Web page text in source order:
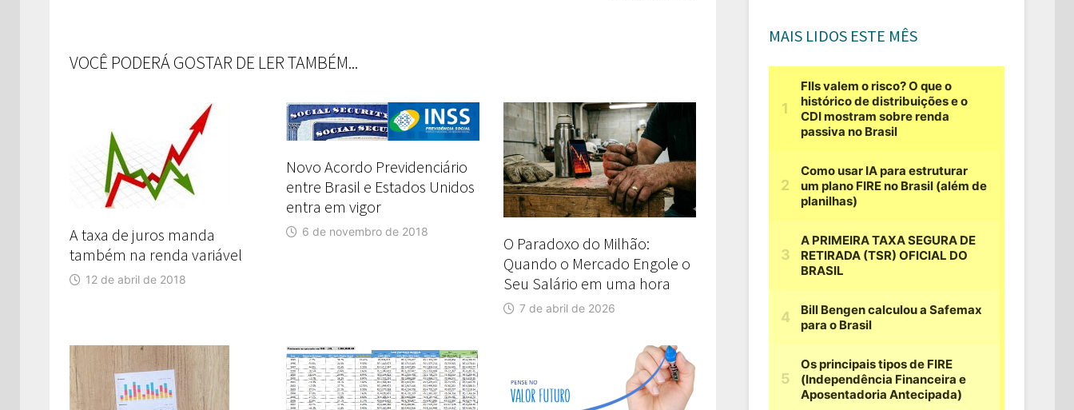
VOCÊ PODERÁ GOSTAR DE LER TAMBÉM...
A taxa de juros manda
também na renda variável
12 de abril de 2018
Novo Acordo Previdenciário
entre Brasil e Estados Unidos
entra em vigor
6 de novembro de 2018
O Paradoxo do Milhão:
Quando o Mercado Engole o
Seu Salário em uma hora
7 de abril de 2026
MAIS LIDOS ESTE MÊS